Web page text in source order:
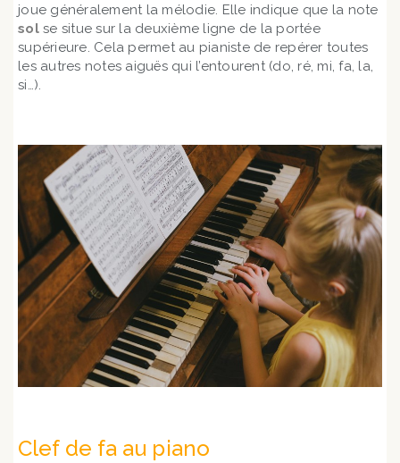
joue généralement la mélodie. Elle indique que la note
solse situe sur la deuxième ligne de la portée
supérieure. Cela permet au pianiste de repérer toutes
les autres notes aiguës qui l’entourent (do, ré, mi, fa, la,
si…).
Clef de fa au piano